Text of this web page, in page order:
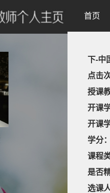
首页
下-中
点击
授课
开课
开课
学分：
课程
是否
选课